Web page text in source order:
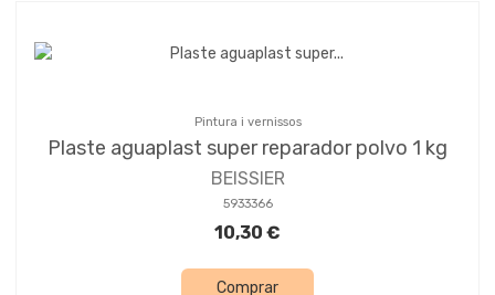
Pintura i vernissos
Plaste aguaplast super reparador polvo 1 kg
BEISSIER
5933366
10,30 €
Comprar